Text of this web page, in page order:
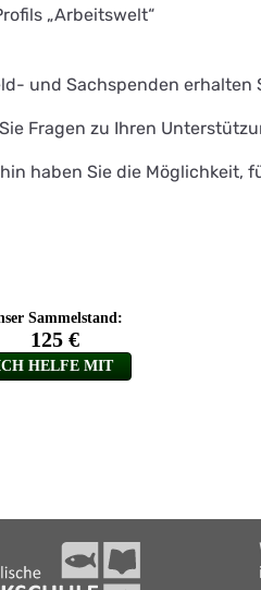
„Arbeitswelt“
und Sachspenden
Fragen zu Ihren
haben Sie die Möglichkeit,